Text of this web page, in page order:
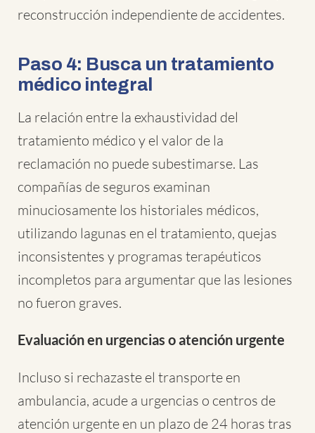
reconstrucción independiente de accidentes.
Paso 4: Busca un tratamiento
médico integral
La relación entre la exhaustividad del
tratamiento médico y el valor de la
reclamación no puede subestimarse. Las
compañías de seguros examinan
minuciosamente los historiales médicos,
utilizando lagunas en el tratamiento, quejas
inconsistentes y programas terapéuticos
incompletos para argumentar que las lesiones
no fueron graves.
Evaluación en urgencias o atención urgente
Incluso si rechazaste el transporte en
ambulancia, acude a urgencias o centros de
atención urgente en un plazo de 24 horas tras